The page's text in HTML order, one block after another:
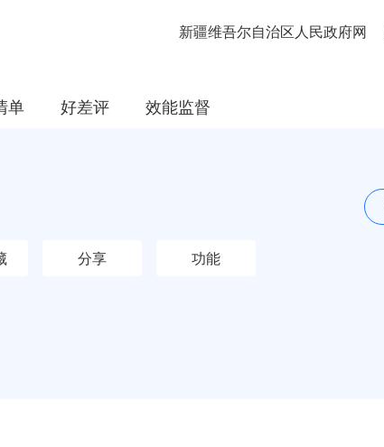
新疆维吾尔自治区人民政府网
单 好差评 效能监督
分享 功能